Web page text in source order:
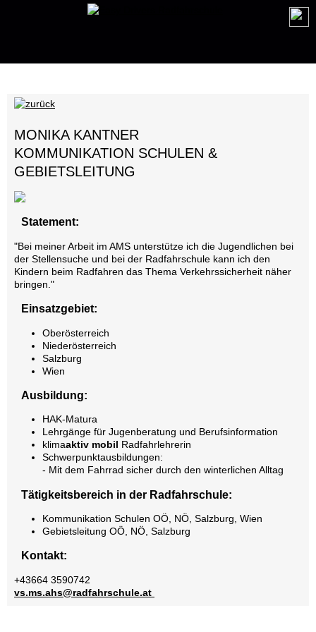
MONIKA KANTNER
KOMMUNIKATION SCHULEN &
GEBIETSLEITUNG
Statement:
"Bei meiner Arbeit im AMS unterstütze ich die Jugendlichen bei
der Stellensuche und bei der Radfahrschule kann ich den
Kindern beim Radfahren das Thema Verkehrssicherheit näher
bringen."
Einsatzgebiet:
Oberösterreich
Niederösterreich
Salzburg
Wien
Ausbildung:
HAK-Matura
Lehrgänge für Jugenberatung und Berufsinformation
klimaaktiv mobil Radfahrlehrerin
Schwerpunktausbildungen:
- Mit dem Fahrrad sicher durch den winterlichen Alltag
Tätigkeitsbereich in der Radfahrschule:
Kommunikation Schulen OÖ, NÖ, Salzburg, Wien
Gebietsleitung OÖ, NÖ, Salzburg
Kontakt:
+43664 3590742
vs.ms.ahs@radfahrschule.at